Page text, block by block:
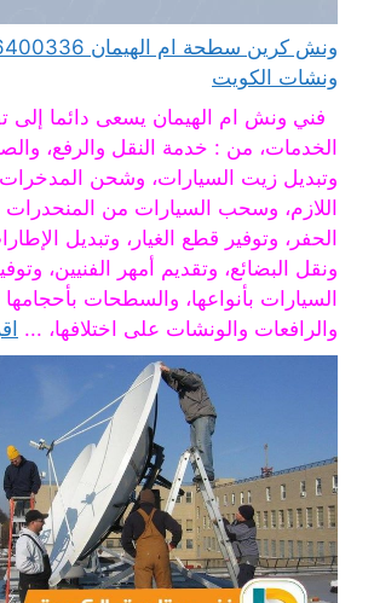
ونشات الكويت
فني ونش ام الهيمان يسعى دائما إلى
الخدمات، من : خدمة النقل والرفع،
وتبديل زيت السيارات، وشحن المدخرات،
اللازم، وسحب السيارات من المنحدرات
الحفر، وتوفير قطع الغيار، وتبديل
ونقل البضائع، وتقديم أمهر الفنيين،
السيارات بأنواعها، والسطحات بأحجامها
والرافعات والونشات على اختلافها، ...